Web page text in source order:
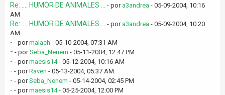
Re: .... HUMOR DE ANIMALES ... - por a3andrea - 05-09-2004, 10:16
AM
Re: .... HUMOR DE ANIMALES ... - por a3andrea - 05-09-2004, 10:20
AM
- - pormalach - 05-10-2004, 07:31 AM
- - porSeba_Nenem - 05-11-2004, 12:47 PM
- - pormaesis14- 05-12-2004, 10:16 AM
- - porRaven - 05-13-2004, 05:37 AM
- - porSeba_Nenem - 05-14-2004, 02:45 PM
- - pormaesis14- 05-25-2004, 12:00 PM